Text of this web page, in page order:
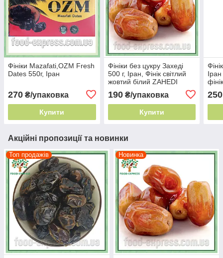
Фініки Mazafati,OZM Fresh
Dates 550г, Іран
270 ₴/упаковка
Купити
Фініки без цукру Захеді
500 г, Іран, Фінік світлий
жовтий білий ZAHEDI
190₴/упаковка
Купити
250
Акційні пропозиції та новинки
Топ продажів Новинка